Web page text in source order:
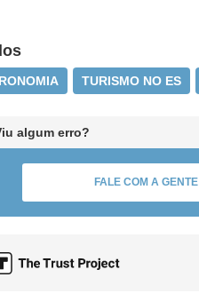
TURISMO NO ES
algum erro?
FALE COM A GENTE